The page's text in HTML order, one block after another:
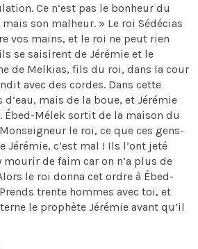
Ce n’est pas le bonheur du
son malheur. » Le roi Sédécias
vos mains, et le roi ne peut rien
se saisirent de Jérémie et le
de Melkias, fils du roi, dans la cour
avec des cordes. Dans cette
d’eau, mais de la boue, et Jérémie
Ébed-Mélek sortit de la maison du
le roi, ce que ces gens-
Jérémie, c’est mal ! Ils l’ont jeté
mourir de faim car on n’a plus de
le roi donna cet ordre à Ébed-
trente hommes avec toi, et
le prophète Jérémie avant qu’il